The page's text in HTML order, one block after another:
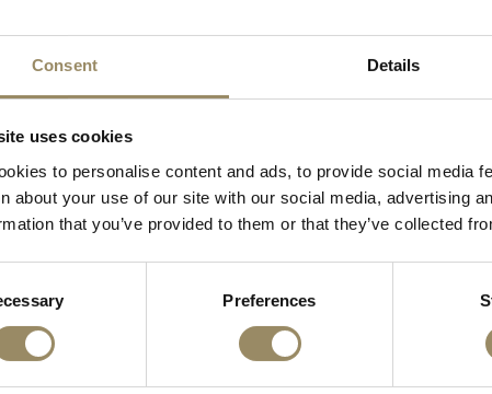
Consent Details
uses cookies
to personalise content and ads, to provide social media
about your use of our site with our social media, advertising
that you’ve provided to them or that they’ve collected
Preferences
illustrativo e potrebbe non rispecchiare esattamente
reali del vino.
Benvenuto in ARVI!
l'acquisto e consumo di alcolici nel paese in cui risiedo.
Dichiaro di avere l'età minima